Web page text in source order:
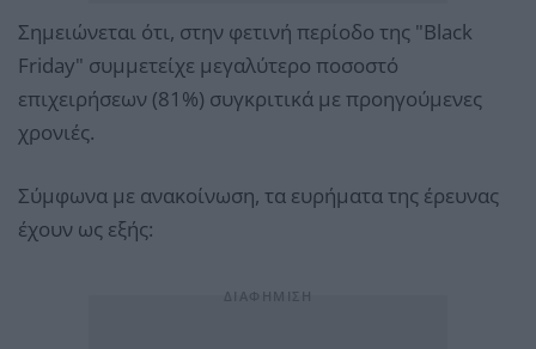
Σημειώνεται ότι, στην φετινή περίοδο της "Black
Friday" συμμετείχε μεγαλύτερο ποσοστό
επιχειρήσεων (81%) συγκριτικά με προηγούμενες
χρονιές.
Σύμφωνα με ανακοίνωση, τα ευρήματα της έρευνας
έχουν ως εξής: